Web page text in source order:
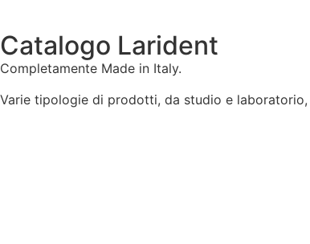
Catalogo Larident
Completamente Made in Italy.
Varie tipologie di prodotti, da studio e